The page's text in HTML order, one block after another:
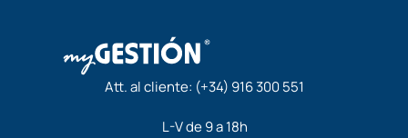
Att. al cliente: (+34) 916 300 551
L-V de 9 a 18h